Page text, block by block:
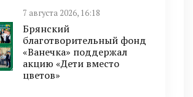
7 августа 2026, 16:18
Брянский
благотворительный фонд
«Ванечка» поддержал
акцию «Дети вместо
цветов»